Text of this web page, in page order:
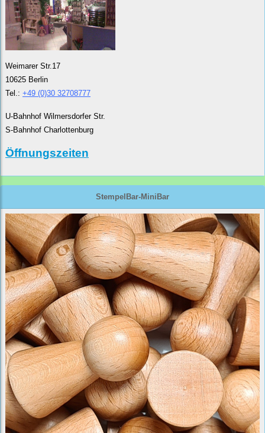
Weimarer Str.17
10625 Berlin
Tel.: +49 (0)30 32708777
U-Bahnhof Wilmersdorfer Str.
S-Bahnhof Charlottenburg
Öffnungszeiten
StempelBar-MiniBar